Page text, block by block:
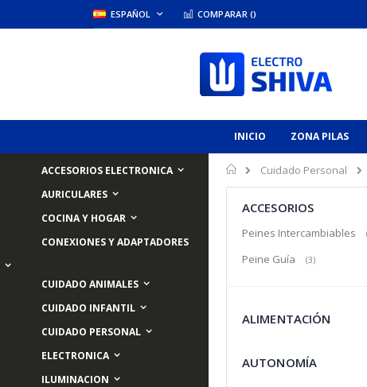
Skip
to
LANGUAGE
ESPAÑOL COMPARAR ()
INICIO ZONA PILAS
ACCESORIOS ELECTRONICA
AURICULARES
COCINA Y HOGAR
CONEXIONES Y ADAPTADORES
CUIDADO ANIMALES
CUIDADO INFANTIL
CUIDADO PERSONAL
ELECTRONICA
ILUMINACION
InicioCuidado Personal
ACCESORIOS
Peines Intercambiables
Peine Guía 3ítem
ALIMENTACIÓN
AUTONOMÍA